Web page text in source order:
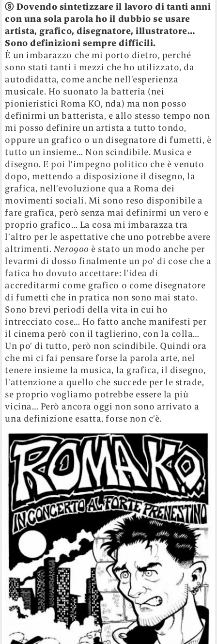
ⓢ Dovendo sintetizzare il lavoro di tanti anni
con una sola parola ho il dubbio se usare
artista, grafico, disegnatore, illustratore…
Sono definizioni sempre difficili.
È un imbarazzo che mi porto dietro, perché
sono stati tanti i mezzi che ho utilizzato, da
autodidatta, come anche nell’esperienza
musicale. Ho suonato la batteria (nei
pionieristici Roma KO, nda) ma non posso
definirmi un batterista, e allo stesso tempo non
mi posso definire un artista a tutto tondo,
oppure un grafico o un disegnatore di fumetti, è
tutto un insieme… Non scindibile. Musica e
disegno. E poi l’impegno politico che è venuto
dopo, mettendo a disposizione il disegno, la
grafica, nell’evoluzione qua a Roma dei
movimenti sociali. Mi sono reso disponibile a
fare grafica, però senza mai definirmi un vero e
proprio grafico… La cosa mi imbarazza tra
l’altro per le aspettative che uno potrebbe avere
altrimenti. Nero900 è stato un modo anche per
levarmi di dosso finalmente un po’ di cose che a
fatica ho dovuto accettare: l’idea di
accreditarmi come grafico o come disegnatore
di fumetti che in pratica non sono mai stato.
Sono brevi periodi della vita in cui ho
intrecciato cose… Ho fatto anche manifesti per
il cinema però con il taglierino, con la colla…
Un po’ di tutto, però non scindibile. Quindi ora
che mi ci fai pensare forse la parola arte, nel
tenere insieme la musica, la grafica, il disegno,
l’attenzione a quello che succede per le strade,
se proprio vogliamo potrebbe essere la più
vicina… Però ancora oggi non sono arrivato a
una definizione esatta, forse non c’è.